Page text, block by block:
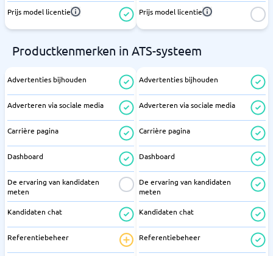
Prijs model licentie Prijs model licentie
Productkenmerken in ATS-systeem
Advertenties bijhouden
Adverteren via sociale media
Carrière pagina
Dashboard
De ervaring van kandidaten
meten
Kandidaten chat
Referentiebeheer
Advertenties bijhouden
Adverteren via sociale media
Carrière pagina
Dashboard
De ervaring van kandidaten
meten
Kandidaten chat
Referentiebeheer